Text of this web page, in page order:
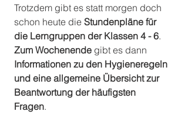
Trotzdem gibt es statt morgen doch
schon heute die Stundenpläne für
die Lerngruppen der Klassen 4 - 6.
Zum Wochenende gibt es dann
Informationen zu den Hygieneregeln
und eine allgemeine Übersicht zur
Beantwortung der häufigsten
Fragen.